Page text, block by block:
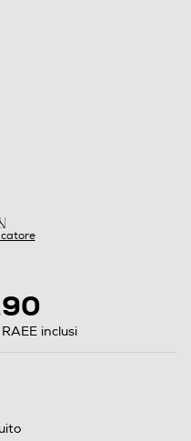
inclusi